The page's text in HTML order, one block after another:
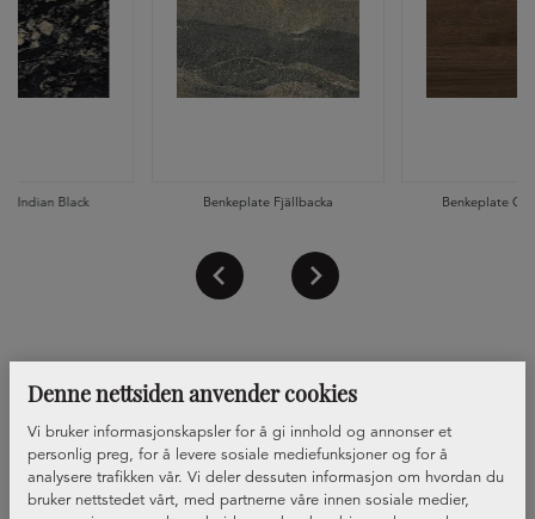
Denne nettsiden anvender cookies
Vi bruker informasjonskapsler for å gi innhold og annonser et
personlig preg, for å levere sosiale mediefunksjoner og for å
analysere trafikken vår. Vi deler dessuten informasjon om hvordan du
bruker nettstedet vårt, med partnerne våre innen sosiale medier,
Indian Black Benkeplate Fjällbacka Benkeplate